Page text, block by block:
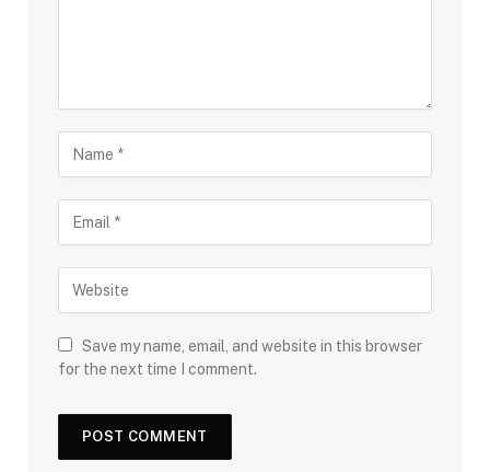
Save my name, email, and website in this browser
for the next time I comment.